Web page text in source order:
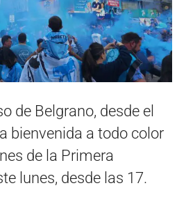
de Belgrano, desde el
bienvenida a todo color
de la Primera
lunes, desde las 17.